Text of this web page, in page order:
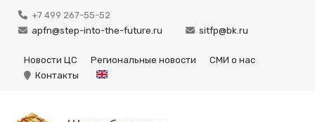
+7 499 267-55-52
apfn@step-into-the-future.ru
sitfp@bk.ru
Новости ЦС Региональные новости
СМИ о нас
Контакты